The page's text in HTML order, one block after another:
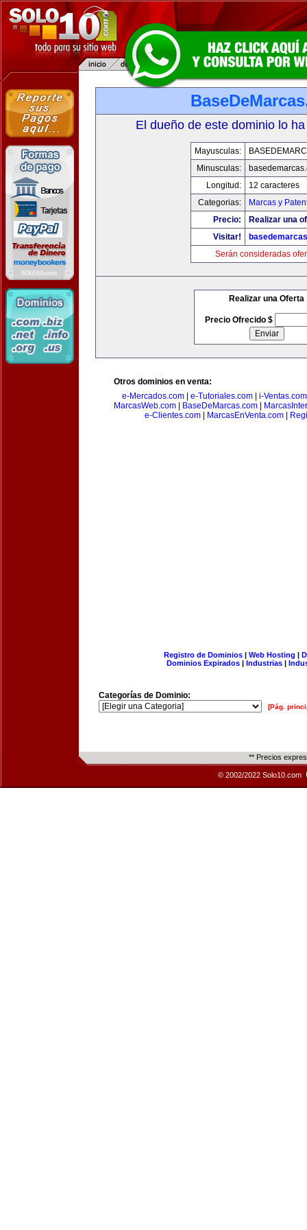
El dueño de este dominio lo
Mayusculas:
Minusculas:
Longitud:
12 caracteres
Categorias:
Marcas y
Precio:
Realizar una
Visitar!
Serán consideradas
Realizar una Oferta
Precio Ofrecido $
Otros dominios en venta:
e-Mercados.com| e-Tutoriales.com| i-Ventas.com
MarcasWeb.com
BaseDeMarcas.com
e-Clientes.com
MarcasEnVenta.com
Registro de Dominios| Web Hosting |
Dominios Expirados | Industrias |
Categorías de Dominio:
[Pág.
** Precios
© 2002/2022 Solo10.com